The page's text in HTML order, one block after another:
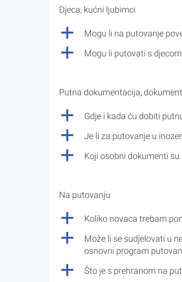
Djeca, kućni ljubimci
a Mogu li na putovanje
a Mogu li putovati s
Putna dokumentacija,
a Gdje i kada ću dobiti
a Je li za putovanje u
a Koji osobni dokumenti
Na putovanju
a Koliko novaca trebam
a
Može li se sudjelovati u
osnovni program
a Što je s prehranom na